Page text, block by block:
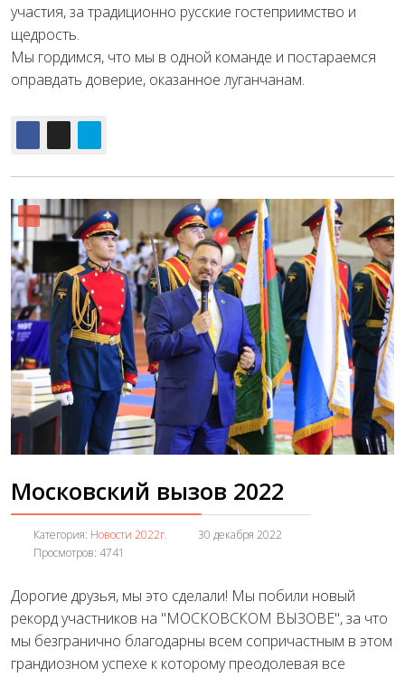
участия, за традиционно русские гостеприимство и
щедрость.
Мы гордимся, что мы в одной команде и постараемся
оправдать доверие, оказанное луганчанам.
Московский вызов 2022
Категория: Новости 2022г.
30 декабря 2022
Просмотров: 4741
Дорогие друзья, мы это сделали! Мы побили новый
рекорд участников на "МОСКОВСКОМ ВЫЗОВЕ", за что
мы безгранично благодарны всем сопричастным в этом
грандиозном успехе к которому преодолевая все